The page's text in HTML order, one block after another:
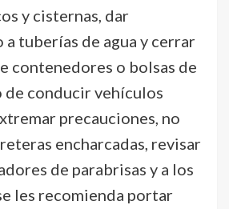
y cisternas, dar
tuberías de agua y cerrar
contenedores o bolsas de
de conducir vehículos
precauciones, no
encharcadas, revisar
de parabrisas y a los
les recomienda portar